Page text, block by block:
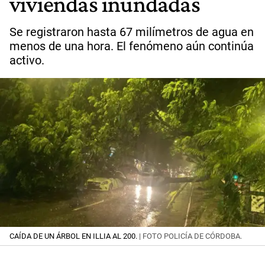
Se registraron hasta 67 milímetros de agua en
menos de una hora. El fenómeno aún continúa
activo.
CAÍDA DE UN ÁRBOL EN ILLIA AL 200. | FOTO POLICÍA DE CÓRDOBA.